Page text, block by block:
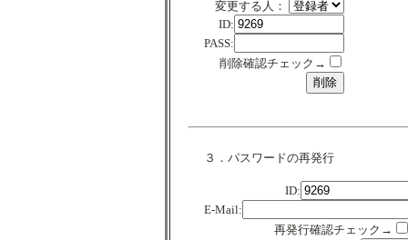
変更する人：
ID:
PASS:
削除確認チェック→
３．パスワードの再発行
ID:
E-Mail:
再発行確認チェック→